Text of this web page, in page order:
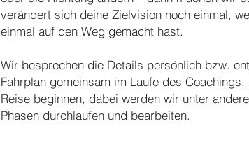
verändert sich deine Zielvision noch einmal,
einmal auf den Weg gemacht hast.
Wir besprechen die Details persönlich bzw.
Fahrplan gemeinsam im Laufe des
Reise beginnen, dabei werden wir unter
Phasen durchlaufen und bearbeiten.